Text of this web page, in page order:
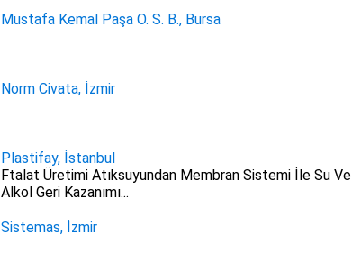
Mustafa Kemal Paşa O. S. B., Bursa
Norm Civata, İzmir
Plastifay, İstanbul
Ftalat Üretimi Atıksuyundan Membran Sistemi İle Su Ve
Alkol Geri Kazanımı...
Sistemas, İzmir